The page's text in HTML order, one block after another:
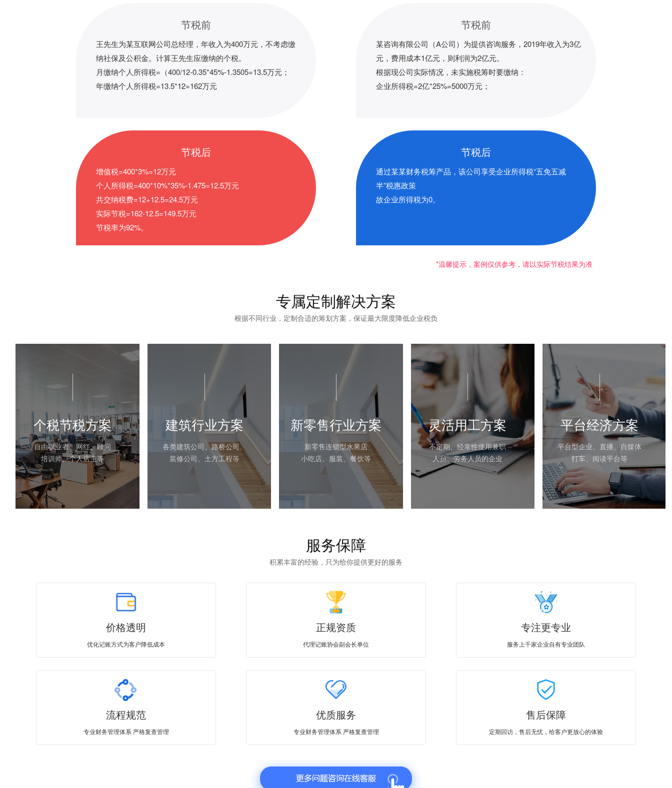
节税前
王先生为某互联网公司总经理，年收入为400万元，不考虑缴
纳社保及公积金。计算王先生应缴纳的个税。
月缴纳个人所得税=（400/12-0.35*45%-1.3505=13.5万元；
年缴纳个人所得税=13.5*12=162万元
节税前
某咨询有限公司（A公司）为提供咨询服务，2019年收入为3亿
元，费用成本1亿元，则利润为2亿元。
根据现公司实际情况，未实施税筹时要缴纳：
企业所得税=2亿*25%=5000万元；
节税后
增值税=400*3%=12万元
个人所得税=400*10%*35%-1.475=12.5万元
共交纳税费=12+12.5=24.5万元
实际节税=162-12.5=149.5万元
节税率为92%。
节税后
通过某某财务税筹产品，该公司享受企业所得税“五免五减
半”税惠政策
故企业所得税为0。
*温馨提示，案例仅供参考，请以实际节税结果为准
专属定制解决方案
根据不同行业，定制合适的筹划方案，保证最大限度降低企业税负
个税节税方案
自由职业者、网红、顾问
培训师、个人店主等
建筑行业方案
各类建筑公司、路桥公司、
装修公司、土方工程等
新零售行业方案
新零售连锁型水果店
小吃店、服装、餐饮等
灵活用工方案
不定期、经常性使用兼职
人员、劳务人员的企业
平台经济方案
平台型企业、直播、自媒体
打车、阅读平台等
服务保障
积累丰富的经验，只为给你提供更好的服务
价格透明
优化记账方式为客户降低成本
正规资质
代理记账协会副会长单位
专注更专业
服务上千家企业自有专业团队
流程规范
专业财务管理体系 严格复查管理
优质服务
专业财务管理体系 严格复查管理
售后保障
定期回访，售后无忧，给客户更放心的体验